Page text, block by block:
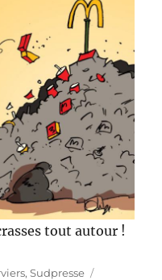
tout autour !
,Sudpresse